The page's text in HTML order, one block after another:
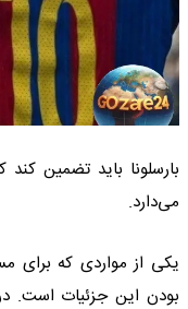
بارسلونا باید تضمین
می‌دارد.
یکی از مواردی که برای
بودن این جزئیات است.